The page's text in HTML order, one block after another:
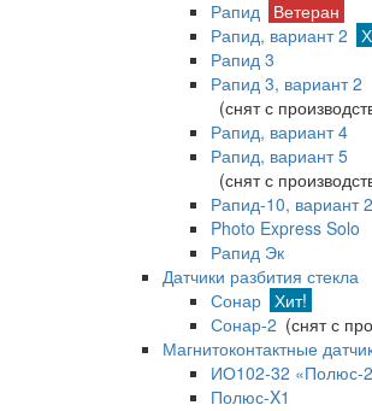
Рапид Ветеран
Рапид, вариант 2
Рапид 3
Рапид 3, вариант 2
(снят с
Рапид, вариант 4
Рапид, вариант 5
(снят с
Рапид-10, вариант 2
Photo Express Solo
Рапид Эк
Датчики разбития стекла
Сонар Хит!
Сонар-2 (снят с
Магнитоконтактные
ИО102-32 «Полюс-
Полюс-X1